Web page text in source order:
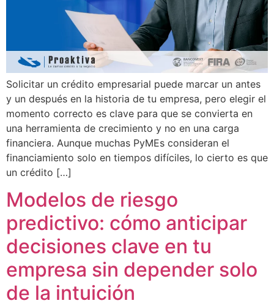
Solicitar un crédito empresarial puede marcar un antes
y un después en la historia de tu empresa, pero elegir el
momento correcto es clave para que se convierta en
una herramienta de crecimiento y no en una carga
financiera. Aunque muchas PyMEs consideran el
financiamiento solo en tiempos difíciles, lo cierto es que
un crédito […]
Modelos de riesgo
predictivo: cómo anticipar
decisiones clave en tu
empresa sin depender solo
de la intuición